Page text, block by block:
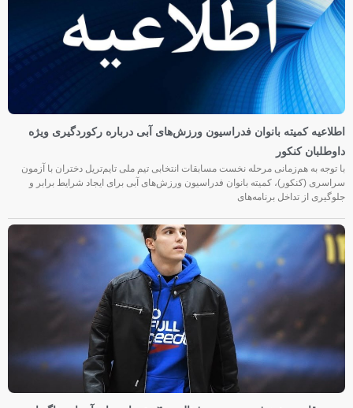
اطلاعیه کمیته بانوان فدراسیون ورزش‌های آبی درباره رکوردگیری ویژه
داوطلبان کنکور
با توجه به هم‌زمانی مرحله نخست مسابقات انتخابی تیم ملی تایم‌تریل دختران با آزمون
سراسری (کنکور)، کمیته بانوان فدراسیون ورزش‌های آبی برای ایجاد شرایط برابر و
جلوگیری از تداخل برنامه‌های